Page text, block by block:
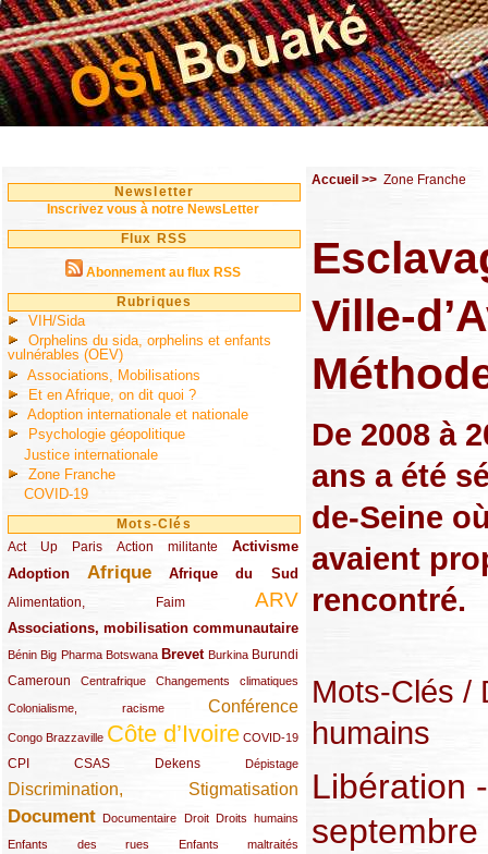
Newsletter
Inscrivez vous à notre NewsLetter
Flux RSS
Abonnement au flux RSS
Rubriques
VIH/Sida
Orphelins du sida, orphelins et enfants
vulnérables (OEV)
Associations, Mobilisations
Et en Afrique, on dit quoi ?
Adoption internationale et nationale
Psychologie géopolitique
Justice internationale
Zone Franche
COVID-19
Mots-Clés
Act Up Paris
(49/289) Action militante
(32/289) Activisme
(73/289)
Adoption
(82/289) Afrique
(161/289) Afrique du Sud
(73/289)
Alimentation, Faim
(48/289) ARV
(203/289)
Associations, mobilisation communautaire
(65/289)
Bénin
(13/289)Big Pharma
(16/289) Botswana
(9/289) Brevet
(83/289) Burkina
(18/289) Burundi
(30/289)
Cameroun
(47/289) Centrafrique
(23/289) Changements climatiques
(10/289)
Colonialisme, racisme
(19/289) Conférence
(118/289)
Congo Brazzaville
(24/289) Côte d’Ivoire
(263/289) COVID-19
(13/289)
CPI
(48/289) CSAS
(32/289) Dekens
(29/289) Dépistage
(19/289)
Discrimination, Stigmatisation
(131/289)
Document
(145/289) Documentaire
(9/289) Droit
(20/289) Droits humains
(22/289)
Enfants des rues
(21/289) Enfants maltraités
(10/289)
Accueil >> Zone Franche
Ville-
De 2008 à
ans a été
de-Seine
avaient
rencontré.
Mots-Clés /
humains
Libération